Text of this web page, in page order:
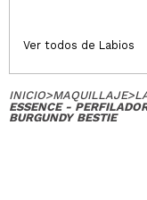
Ver todos de Labios
INICIO>MAQUILLAJE>
ESSENCE -
BURGUNDY BESTIE